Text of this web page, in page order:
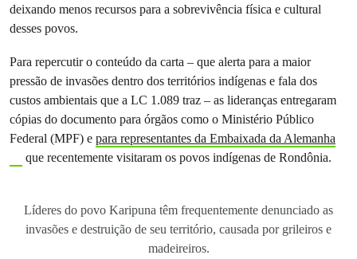
deixando menos recursos para a sobrevivência física e cultural
desses povos.
Para repercutir o conteúdo da carta – que alerta para a maior
pressão de invasões dentro dos territórios indígenas e fala dos
custos ambientais que a LC 1.089 traz – as lideranças entregaram
cópias do documento para órgãos como o Ministério Público
Federal (MPF) e para representantes da Embaixada da Alemanha
que recentemente visitaram os povos indígenas de Rondônia.
Líderes do povo Karipuna têm frequentemente denunciado as
invasões e destruição de seu território, causada por grileiros e
madeireiros.